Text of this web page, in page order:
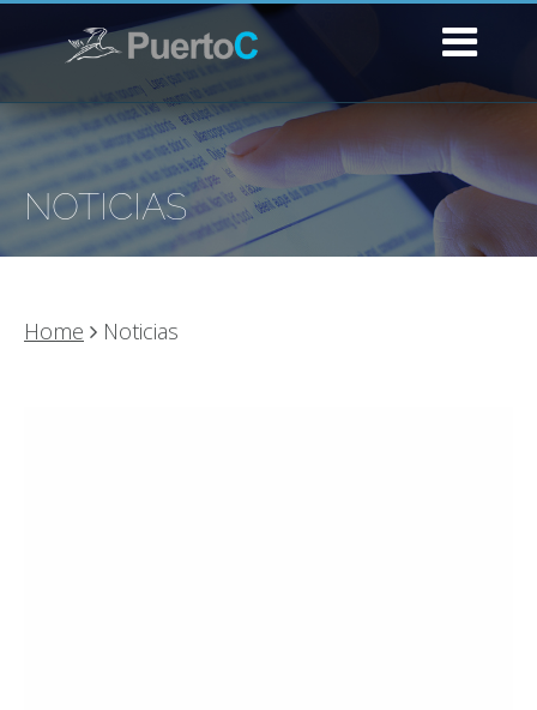
NOTICIAS
Home Noticias